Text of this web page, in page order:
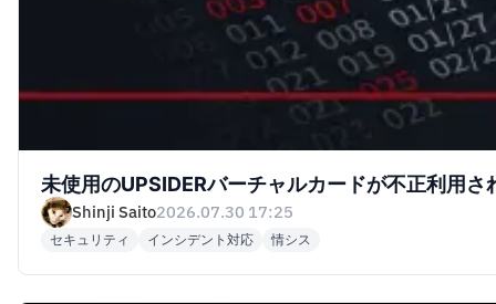
未使用のUPSIDERバーチャルカードが不正利用さ
Shinji Saito2026.07.30 17:25
セキュリティ インシデント対応 情シス